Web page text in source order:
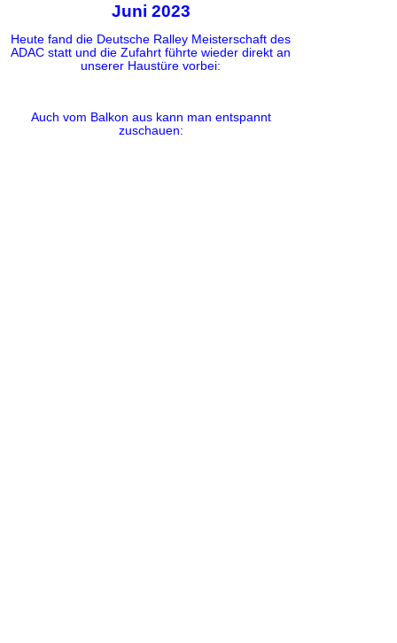
Juni 2023
Heute fand die Deutsche Ralley Meisterschaft des
ADAC statt und die Zufahrt führte wieder direkt an
unserer Haustüre vorbei:
Auch vom Balkon aus kann man entspannt
zuschauen: